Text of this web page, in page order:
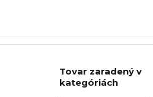
Tovar zaradený v
kategóriách